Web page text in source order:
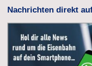
Nachrichten direkt